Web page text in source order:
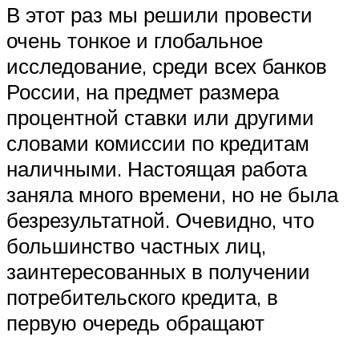
В этот раз мы решили провести
очень тонкое и глобальное
исследование, среди всех банков
России, на предмет размера
процентной ставки или другими
словами комиссии по кредитам
наличными. Настоящая работа
заняла много времени, но не была
безрезультатной. Очевидно, что
большинство частных лиц,
заинтересованных в получении
потребительского кредита, в
первую очередь обращают